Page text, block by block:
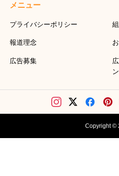
メニュー
プライバシーポリシー
報道理念
広告募集
ン
Copyright ©